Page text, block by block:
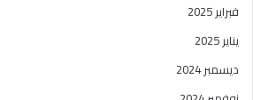
فبراير 2025
يناير 2025
ديسمبر 2024